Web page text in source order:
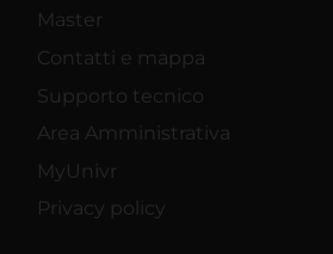
Master
Contatti e mappa
Supporto tecnico
Area Amministrativa
MyUnivr
Privacy policy